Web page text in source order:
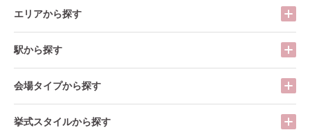
エリアから探す
駅から探す
会場タイプから探す
挙式スタイルから探す